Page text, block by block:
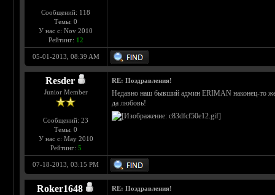
Сообщений: 118
Темы: 0
У нас с: Nov 2010
Рейтинг: 12
05-01-2013, 08:39 AM
Rеsder
Junior Member
Сообщений: 23
Темы: 0
У нас с: May 2010
Рейтинг: 5
RE: Поздравления!
Недавно наш бывший админ ERIMAN наконец-то
да любовь!
07-18-2013, 03:15 PM
Roker1648 RE: Поздравления!